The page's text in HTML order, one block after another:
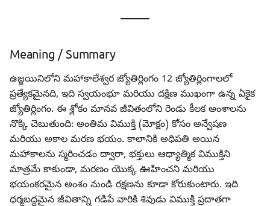
———
Meaning / Summary
ఉజ్జయినిలోని మహాకాలేశ్వర జ్యోతిర్లింగం 12 జ్యోతిర్లింగాలలో
ప్రత్యేకమైనది, ఇది స్వయంభూ మరియు దక్షిణ ముఖంగా ఉన్న ఏకైక
జ్యోతిర్లింగం. ఈ శ్లోకం మానవ జీవితంలోని రెండు కీలక అంశాలను
నొక్కి చెబుతుంది: అంతిమ విముక్తి (మోక్షం) కోసం అన్వేషణ
మరియు అకాల మరణ భయం. కాలానికి అధిపతి అయిన
మహాకాలను స్మరించడం ద్వారా, భక్తులు ఆధ్యాత్మిక విముక్తిని
మాత్రమే కాకుండా, మరణం యొక్క ఊహించని మరియు
భయంకరమైన అంశం నుండి రక్షణను కూడా కోరుకుంటారు. ఇది
ధర్మబద్ధమైన జీవితాన్ని గడిపే వారికి శివుడు విముక్తి ప్రదాతగా